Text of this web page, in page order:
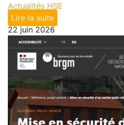
Actualités HSE
Lire la suite
22 juin 2026